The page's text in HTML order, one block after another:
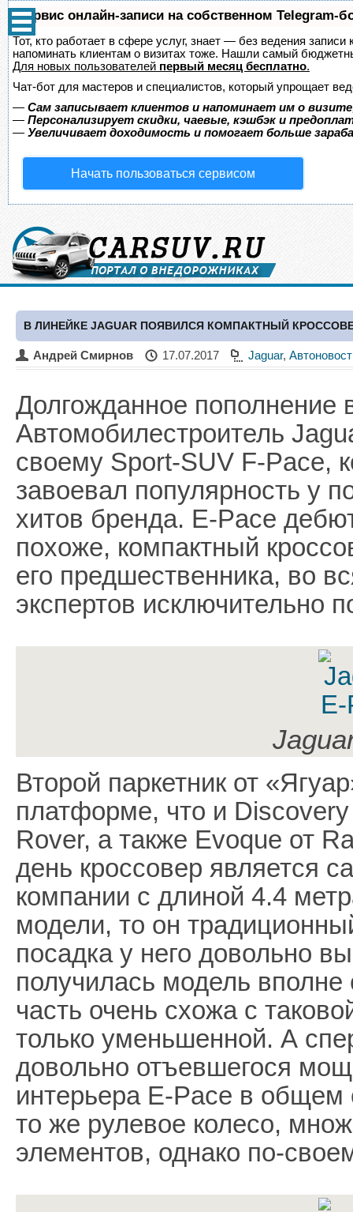
Сервис онлайн-записи на собственном Telegram-
Тот, кто работает в сфере услуг, знает — без ведения
напоминать клиентам о визитах тоже. Нашли самый
Для новых пользователей первый месяц бесплатно.
Чат-бот для мастеров и специалистов, который упрощает
— Сам записывает клиентов и напоминает им о
— Персонализирует скидки, чаевые, кэшбэк и
— Увеличивает доходимость и помогает больше
Начать пользоваться сервисом
В ЛИНЕЙКЕ JAGUAR ПОЯВИЛСЯ КОМПАКТНЫЙ
Андрей Смирнов 17.07.2017 Jaguar,
Долгожданное пополнение
Автомобилестроитель
своему Sport-SUV F-Pace,
завоевал популярность у
хитов бренда. E-Pace
похоже, компактный
его предшественника, во
экспертов исключительно
Второй паркетник от
платформе, что и
Rover, а также Evoque от
день кроссовер является
компании с длиной 4.4
модели, то он
посадка у него довольно
получилась модель
часть очень схожа с
только уменьшенной. А
довольно отъевшегося
интерьера E-Pace в
то же рулевое колесо,
элементов, однако по-